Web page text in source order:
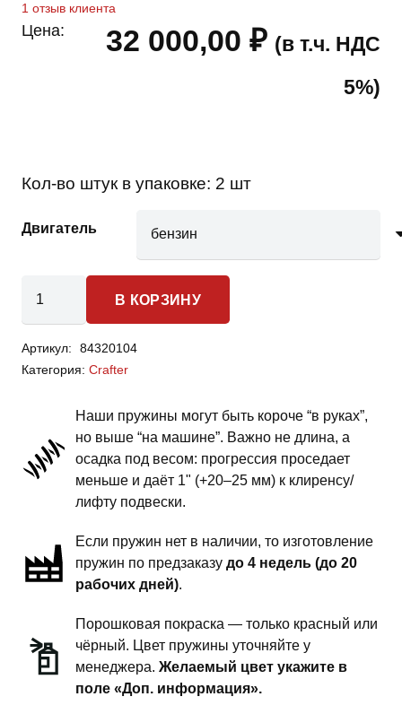
1 отзыв клиента
Цена: 32 000,00 ₽ (в т.ч. НДС
5%)
Кол-во штук в упаковке: 2 шт
Двигатель
товара
Crafter
-
передней
подвески
-
бронирование
В КОРЗИНУ
Артикул:
84320104
Категория: Crafter
Наши пружины могут быть короче “в руках”,
но выше “на машине”. Важно не длина, а
осадка под весом: прогрессия проседает
меньше и даёт 1" (+20–25 мм) к клиренсу/
лифту подвески.
Если пружин нет в наличии, то изготовление
пружин по предзаказу до 4 недель (до 20
рабочих дней).
Порошковая покраска — только красный или
чёрный. Цвет пружины уточняйте у
менеджера. Желаемый цвет укажите в
поле «Доп. информация».